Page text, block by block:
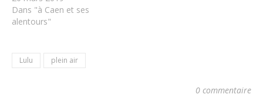
Dans "à Caen et ses
alentours"
Lulu plein air
0 commentaire